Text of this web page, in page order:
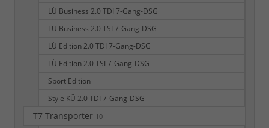
LÜ Business 2.0 TDI 7-Gang-DSG
LÜ Business 2.0 TSI 7-Gang-DSG
LÜ Edition 2.0 TDI 7-Gang-DSG
LÜ Edition 2.0 TSI 7-Gang-DSG
Sport Edition
Style KÜ 2.0 TDI 7-Gang-DSG
T7 Transporter 10